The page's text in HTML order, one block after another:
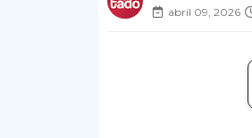
abril 09, 2026